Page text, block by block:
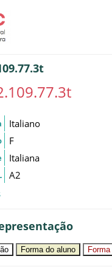
Italiano
F
Italiana
A2
Forma do aluno